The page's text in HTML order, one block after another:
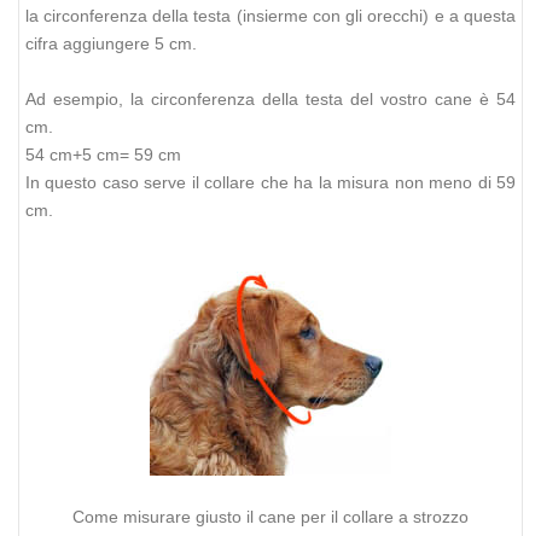
la circonferenza della testa (insierme con gli orecchi) e a questa
cifra aggiungere 5 cm.
Ad esempio, la circonferenza della testa del vostro cane è 54
cm.
54 cm+5 cm= 59 cm
In questo caso serve il collare che ha la misura non meno di 59
cm.
Come misurare giusto il cane per il collare a strozzo